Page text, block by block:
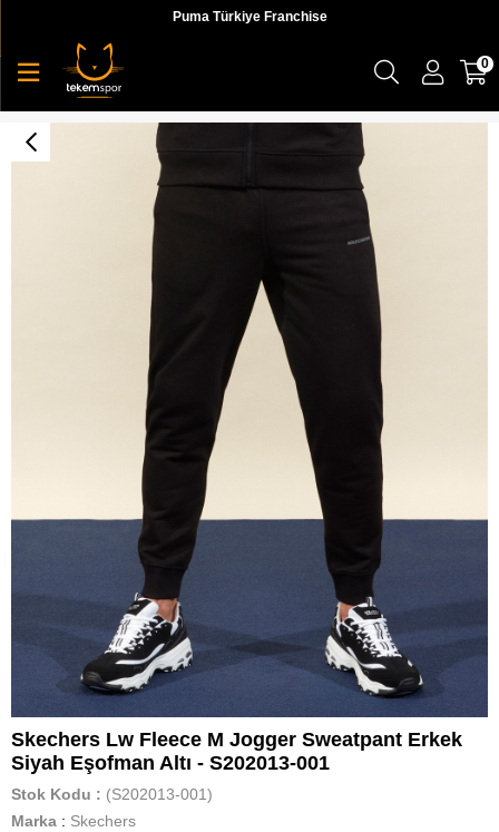
Puma Türkiye Franchise
0
Skechers Lw Fleece M Jogger Sweatpant Erkek
Siyah Eşofman Altı - S202013-001
Stok Kodu
(S202013-001)
Marka : Skechers